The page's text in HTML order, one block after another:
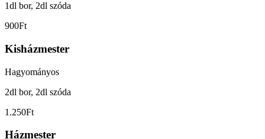
1dl bor, 2dl szóda
900Ft
Kisházmester
Hagyományos
2dl bor, 2dl szóda
1.250Ft
Házmester